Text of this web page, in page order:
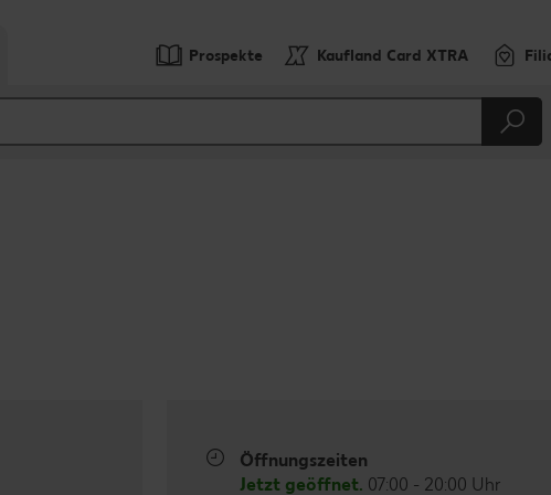
Prospekte Kaufland Card XTRA
Öffnungszeiten
Jetzt geöffnet. 07:00 - 20:00 Uhr